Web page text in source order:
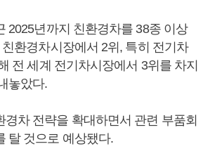
2025년까지 친환경차를 38종 이상
환경차시장에서 2위, 특히 전기차
전 세계 전기차시장에서 3위를 차지
놓았다.
경차 전략을 확대하면서 관련 부품회
탈 것으로 예상됐다.